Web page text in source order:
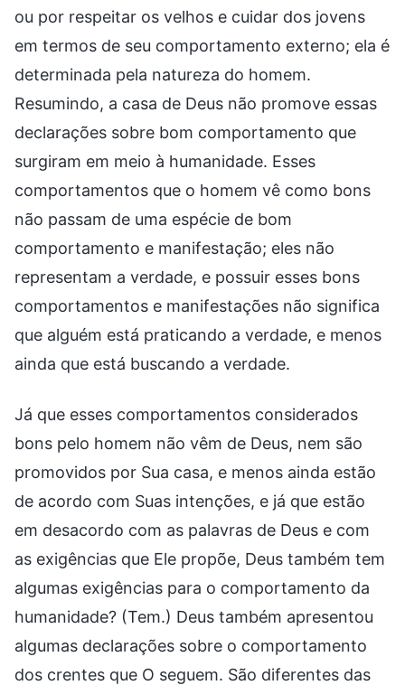
ou por respeitar os velhos e cuidar dos jovens
em termos de seu comportamento externo; ela é
determinada pela natureza do homem.
Resumindo, a casa de Deus não promove essas
declarações sobre bom comportamento que
surgiram em meio à humanidade. Esses
comportamentos que o homem vê como bons
não passam de uma espécie de bom
comportamento e manifestação; eles não
representam a verdade, e possuir esses bons
comportamentos e manifestações não significa
que alguém está praticando a verdade, e menos
ainda que está buscando a verdade.
Já que esses comportamentos considerados
bons pelo homem não vêm de Deus, nem são
promovidos por Sua casa, e menos ainda estão
de acordo com Suas intenções, e já que estão
em desacordo com as palavras de Deus e com
as exigências que Ele propõe, Deus também tem
algumas exigências para o comportamento da
humanidade? (Tem.) Deus também apresentou
algumas declarações sobre o comportamento
dos crentes que O seguem. São diferentes das